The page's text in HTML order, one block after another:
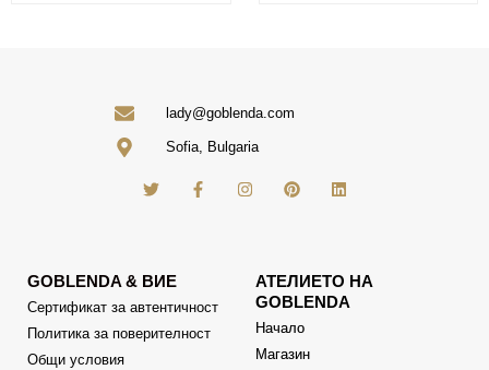
lady@goblenda.com
Sofia, Bulgaria
GOBLENDA & ВИЕ
Сертификат за автентичност
Политика за поверителност
Общи условия
АТЕЛИЕТО НА
GOBLENDA
Начало
Магазин